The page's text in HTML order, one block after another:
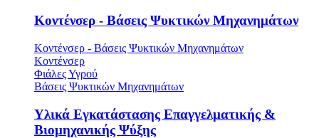
Κοντένσερ - Βάσεις Ψυκτικών Μηχανημάτων
Κοντένσερ - Βάσεις Ψυκτικών Μηχανημάτων
Κοντένσερ
Φιάλες Υγρού
Βάσεις Ψυκτικών Μηχανημάτων
Υλικά Εγκατάστασης Επαγγελματικής &
Βιομηχανικής Ψύξης